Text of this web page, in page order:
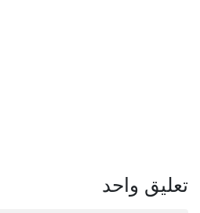
تعليق واحد